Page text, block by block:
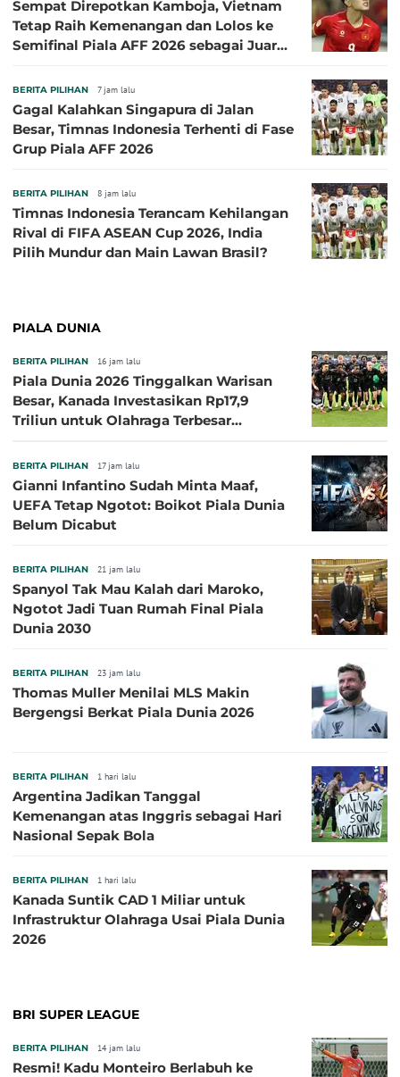
Sempat Direpotkan Kamboja, Vietnam
Tetap Raih Kemenangan dan Lolos ke
Semifinal Piala AFF 2026 sebagai Juara
BERITA PILIHAN 7 jam lalu
Gagal Kalahkan Singapura di Jalan
Besar, Timnas Indonesia Terhenti di Fase
Grup Piala AFF 2026
BERITA PILIHAN 8 jam lalu
Timnas Indonesia Terancam Kehilangan
Rival di FIFA ASEAN Cup 2026, India
Pilih Mundur dan Main Lawan Brasil?
PIALA DUNIA
BERITA PILIHAN 16 jam lalu
Piala Dunia 2026 Tinggalkan Warisan
Besar, Kanada Investasikan Rp17,9
Triliun untuk Olahraga Terbesar
BERITA PILIHAN 17 jam lalu
Gianni Infantino Sudah Minta Maaf,
UEFA Tetap Ngotot: Boikot Piala Dunia
Belum Dicabut
BERITA PILIHAN 21 jam lalu
Spanyol Tak Mau Kalah dari Maroko,
Ngotot Jadi Tuan Rumah Final Piala
Dunia 2030
BERITA PILIHAN 23 jam lalu
Thomas Muller Menilai MLS Makin
Bergengsi Berkat Piala Dunia 2026
BERITA PILIHAN 1 hari lalu
Argentina Jadikan Tanggal
Kemenangan atas Inggris sebagai Hari
Nasional Sepak Bola
BERITA PILIHAN 1 hari lalu
Kanada Suntik CAD 1 Miliar untuk
Infrastruktur Olahraga Usai Piala Dunia
2026
BRI SUPER LEAGUE
BERITA PILIHAN 14 jam lalu
Resmi! Kadu Monteiro Berlabuh ke